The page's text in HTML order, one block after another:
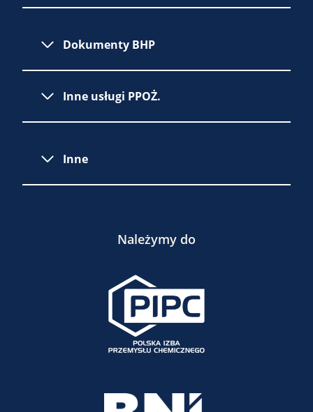
Dokumenty BHP
Inne usługi PPOŻ.
Inne
Należymy do